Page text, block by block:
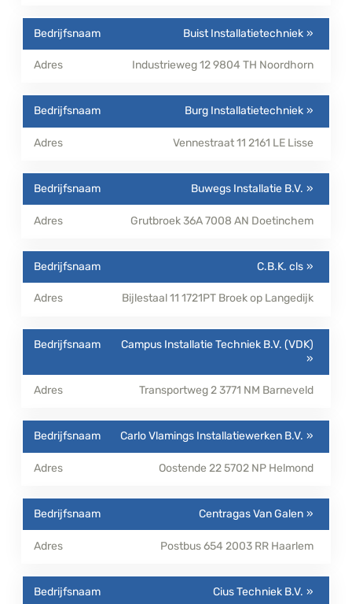
Buist Installatietechniek
Industrieweg 129804 TH Noordhorn
Burg Installatietechniek
Vennestraat 11 2161 LE Lisse
Buwegs Installatie B.V.
Grutbroek 36A7008 AN Doetinchem
C.B.K. cls
Bijlestaal 11 1721PT Broek op Langedijk
Campus Installatie Techniek B.V. (VDK)
Transportweg 23771 NM Barneveld
Carlo Vlamings Installatiewerken B.V.
Oostende 225702 NP Helmond
Centragas Van Galen
Postbus 654 2003 RR Haarlem
Cius Techniek B.V.